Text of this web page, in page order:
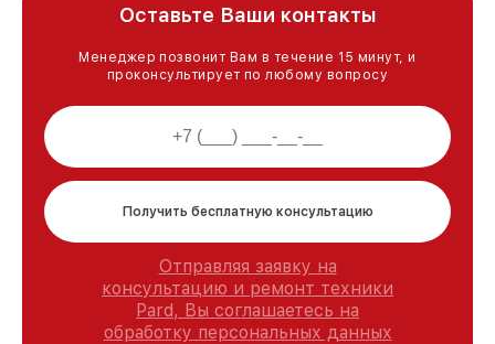
Оставьте Ваши контакты
Менеджер позвонит Вам в течение 15 минут, и
проконсультирует по любому вопросу
Получить бесплатную консультацию
Отправляя заявку на
консультацию и ремонт техники
Pard, Вы соглашаетесь на
обработку персональных данных